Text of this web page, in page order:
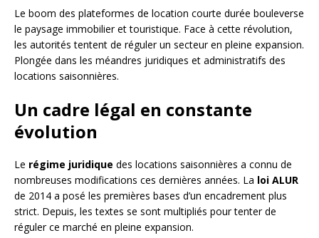
Le boom des plateformes de location courte durée bouleverse
le paysage immobilier et touristique. Face à cette révolution,
les autorités tentent de réguler un secteur en pleine expansion.
Plongée dans les méandres juridiques et administratifs des
locations saisonnières.
Un cadre légal en constante
évolution
Le régime juridique des locations saisonnières a connu de
nombreuses modifications ces dernières années. La loi ALUR
de 2014 a posé les premières bases d’un encadrement plus
strict. Depuis, les textes se sont multipliés pour tenter de
réguler ce marché en pleine expansion.